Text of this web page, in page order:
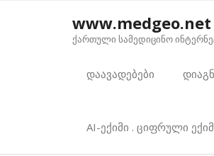
www.medgeo.net
ქართული სამედიცინო
დაავადებები
AI-ექიმი . ციფრული